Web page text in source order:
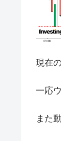
Fact1
Fact1
Fact1
Fact1
現在
一応
また